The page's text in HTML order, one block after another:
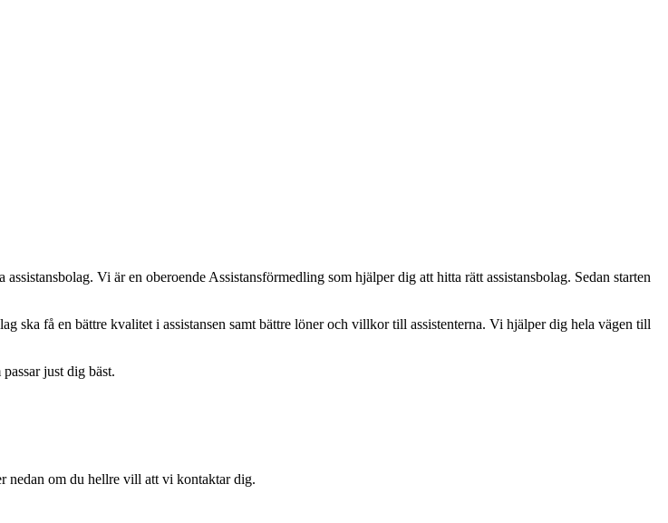
Vi är en oberoende Assistansförmedling som hjälper dig att hitta rätt assistansbolag. Sedan starten
ska få en bättre kvalitet i assistansen samt bättre löner och villkor till assistenterna. Vi hjälper dig hela vägen till
just dig bäst.
nedan om du hellre vill att vi kontaktar dig.